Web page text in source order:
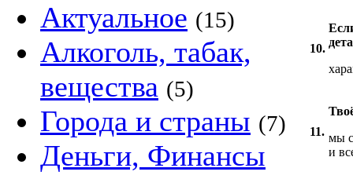
Актуальное (15)
Алкоголь, табак,
вещества (5)
Города и страны (7)
Деньги, Финансы
10.
11. мы
и